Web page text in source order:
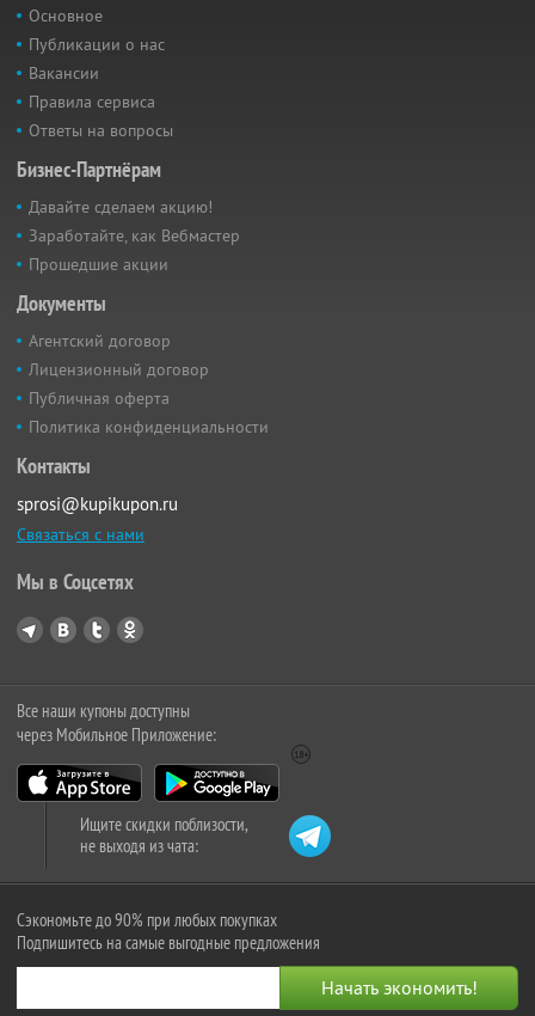
Основное
Публикации о нас
Вакансии
Правила сервиса
Ответы на вопросы
Бизнес-Партнёрам
Давайте сделаем акцию!
Заработайте, как Вебмастер
Прошедшие акции
Документы
Агентский договор
Лицензионный договор
Публичная оферта
Политика конфиденциальности
Контакты
sprosi@kupikupon.ru
Связаться с нами
Мы в Соцсетях
Все наши купоны доступны
через Мобильное Приложение:
Ищите скидки поблизости,
не выходя из чата:
Сэкономьте до 90% при любых покупках
Подпишитесь на самые выгодные предложения